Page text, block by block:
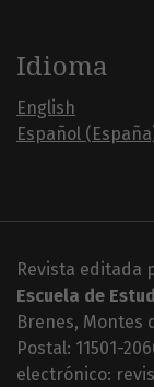
Idioma
English
Español
Revista editada
Escuela de
Brenes, Montes
Postal: 11501-
electrónico: